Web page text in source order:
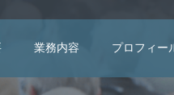
業務内容 プロフィー